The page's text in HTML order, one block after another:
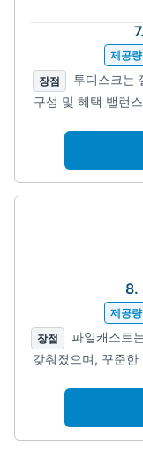
제공량
장점
투디스크는
구성 및 혜택 밸런
8.
제공량
장점
파일캐스트
갖춰졌으며, 꾸준